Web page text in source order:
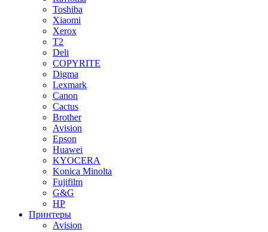
Toshiba
Xiaomi
Xerox
T2
Deli
COPYRITE
Digma
Lexmark
Canon
Cactus
Brother
Avision
Epson
Huawei
KYOCERA
Konica Minolta
Fujifilm
G&G
HP
Принтеры
Avision